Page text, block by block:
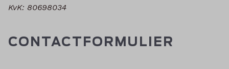
KvK: 80698034
CONTACTFORMULIER